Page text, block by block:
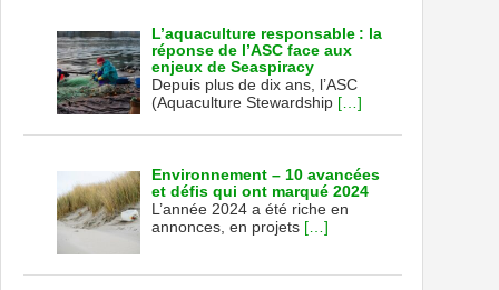
L’aquaculture responsable : la
réponse de l’ASC face aux
enjeux de Seaspiracy
Depuis plus de dix ans, l’ASC
(Aquaculture Stewardship […]
Environnement – 10 avancées
et défis qui ont marqué 2024
L’année 2024 a été riche en
annonces, en projets […]